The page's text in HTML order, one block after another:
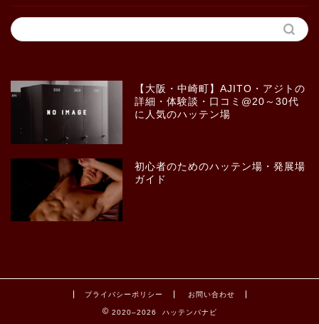
【大阪・中崎町】AJITO・アジトの
詳細・体験談・口コミ@20～30代
に人気のハッテン場
初心者のためのハッテン場・発展場
ガイド
プライバシーポリシー お問い合わせ
2020–2026 ハッテンバナビ